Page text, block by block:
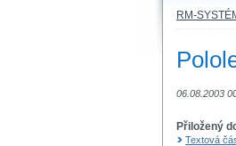
RM-
06.08.2003
Přiložený
Textová